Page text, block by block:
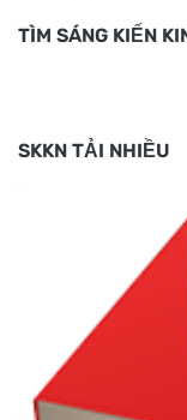
TÌM SÁNG KIẾN
SKKN TẢI NHIỀU